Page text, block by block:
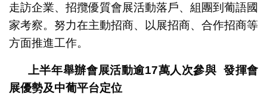
走訪企業、招攬優質會展活動落戶、組團到葡語國
家考察。努力在主動招商、以展招商、合作招商等
方面推進工作。
上半年舉辦會展活動逾17萬人次參與 發揮會
展優勢及中葡平台定位